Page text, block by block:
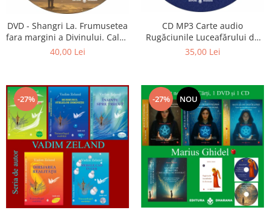
DVD - Shangri La. Frumusetea
fara margini a Divinului. Calea
catre fericire
40,00 Lei
CD MP3 Carte audio
Rugăciunile Luceafărului de
dimineață
35,00 Lei
-27% -27% NOU